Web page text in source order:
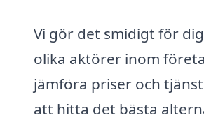
Vi gör det smidigt för
olika aktörer inom
jämföra priser och
att hitta det bästa